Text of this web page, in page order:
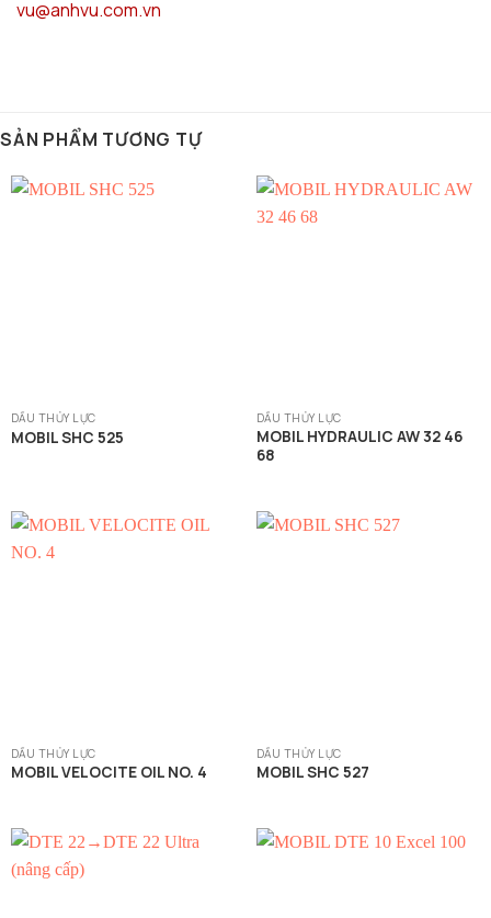
vu@anhvu.com.vn
SẢN PHẨM TƯƠNG TỰ
DẦU THỦY LỰC
MOBIL SHC 525
DẦU THỦY LỰC
MOBIL HYDRAULIC AW 32 46
68
DẦU THỦY LỰC
MOBIL VELOCITE OIL NO. 4
DẦU THỦY LỰC
MOBIL SHC 527